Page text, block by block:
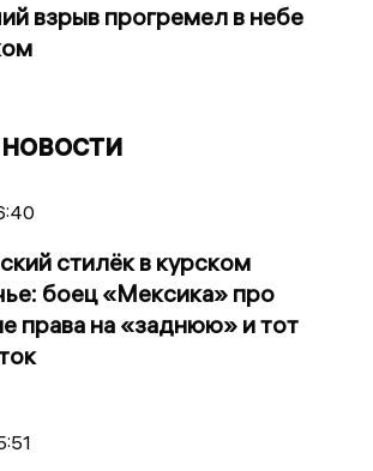
взрыв прогремел в небе
стилёк в курском
боец «Мексика» про
права на «заднюю» и тот